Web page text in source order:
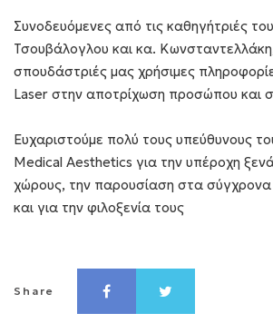
Συνοδευόμενες από τις καθηγήτριές
Τσουβάλογλου και κα.
σπουδάστριές μας χρήσιμες
Laser στην αποτρίχωση προσώπου και
Ευχαριστούμε πολύ τους υπεύθυνους
Medical Aesthetics για την υπέροχη
χώρους, την παρουσίαση στα
και για την φιλοξενία τους
Share